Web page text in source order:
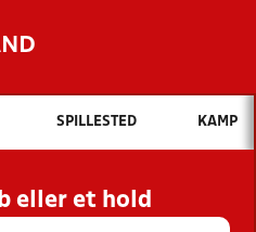
Hvad vil du søge efter?
INDHOLD OG NYHEDER
KLUBBER OG
SPILLESTED KAMP
eller et hold